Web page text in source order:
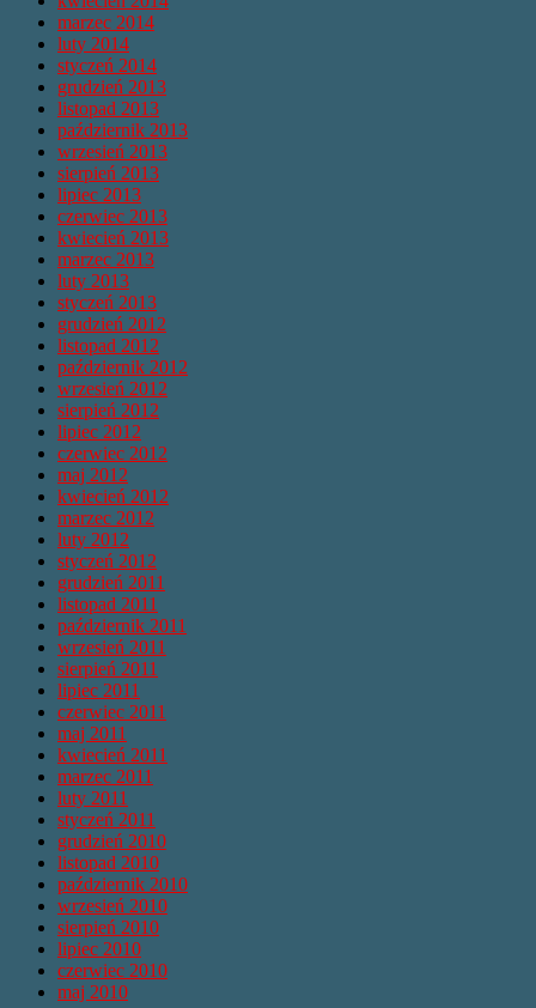
marzec 2014
luty 2014
styczeń 2014
grudzień 2013
listopad 2013
październik 2013
wrzesień 2013
sierpień 2013
lipiec 2013
czerwiec 2013
kwiecień 2013
marzec 2013
luty 2013
styczeń 2013
grudzień 2012
listopad 2012
październik 2012
wrzesień 2012
sierpień 2012
lipiec 2012
czerwiec 2012
maj 2012
kwiecień 2012
marzec 2012
luty 2012
styczeń 2012
grudzień 2011
listopad 2011
październik 2011
wrzesień 2011
sierpień 2011
lipiec 2011
czerwiec 2011
maj 2011
kwiecień 2011
marzec 2011
luty 2011
styczeń 2011
grudzień 2010
listopad 2010
październik 2010
wrzesień 2010
sierpień 2010
lipiec 2010
czerwiec 2010
maj 2010